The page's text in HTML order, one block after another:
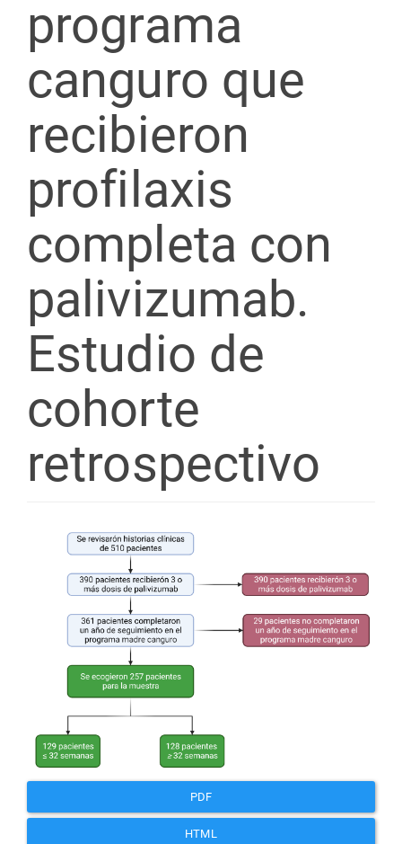
programa
canguro que
recibieron
profilaxis
completa con
palivizumab.
Estudio de
cohorte
retrospectivo
Barra
lateral
del
artículo
PDF
HTML